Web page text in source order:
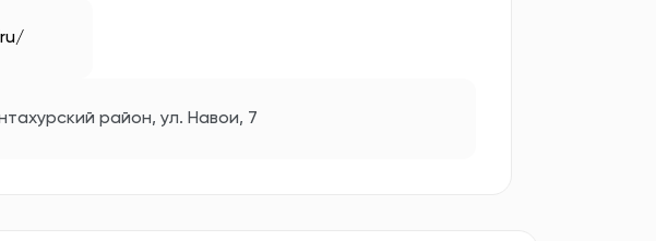
район, ул. Навои, 7